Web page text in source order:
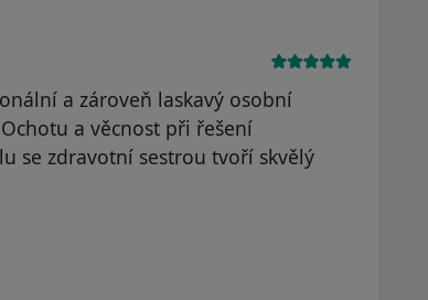
a zároveň laskavý osobní
a věcnost při řešení
se zdravotní sestrou tvoří skvělý
odstraněn